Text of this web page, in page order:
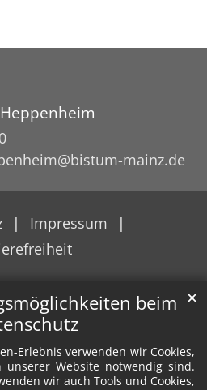
beim
Erlebnis verwenden wir Cookies,
Website notwendig sind.
wir auch Tools und Cookies,
✕
mainz.de
Impressum